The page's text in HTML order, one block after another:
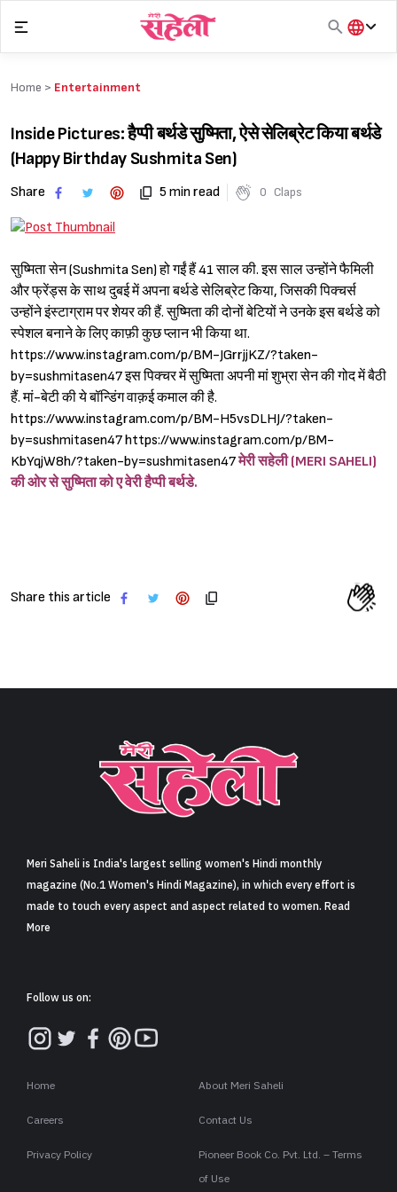
content
हिंदी
Home > Entertainment
Inside Pictures: हैप्पी बर्थडे सुष्मिता, ऐसे सेलिब्रेट किया बर्थडे
(Happy Birthday Sushmita Sen)
Share 5 min read 0 Claps
सुष्मिता सेन (Sushmita Sen) हो गईं हैं 41 साल की. इस साल उन्होंने फैमिली
और फ्रेंड्स के साथ दुबई में अपना बर्थडे सेलिब्रेट किया, जिसकी पिक्चर्स
उन्होंने इंस्टाग्राम पर शेयर की हैं. सुष्मिता की दोनों बेटियों ने उनके इस बर्थडे को
स्पेशल बनाने के लिए काफ़ी कुछ प्लान भी किया था.
https://www.instagram.com/p/BM-JGrrjjKZ/?taken-
by=sushmitasen47 इस पिक्चर में सुष्मिता अपनी मां शुभ्रा सेन की गोद में बैठी
हैं. मां-बेटी की ये बॉन्डिंग वाक़ई कमाल की है.
https://www.instagram.com/p/BM-H5vsDLHJ/?taken-
by=sushmitasen47 https://www.instagram.com/p/BM-
KbYqjW8h/?taken-by=sushmitasen47मेरी सहेली (MERI SAHELI)
की ओर से सुष्मिता को ए वेरी हैप्पी बर्थडे.
Share this article
Meri Saheli is India's largest selling women's Hindi monthly
magazine (No.1 Women's Hindi Magazine), in which every effort is
made to touch every aspect and aspect related to women. Read
More
Follow us on:
Home About Meri Saheli
Careers Contact Us
Privacy Policy
Pioneer Book Co. Pvt. Ltd. – Terms
of Use